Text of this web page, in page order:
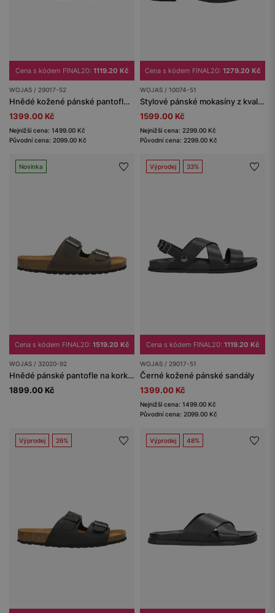
Cena s kódem FINAL20: 1119.20 Kč
WOJAS / 29017-52
Hnědé kožené pánské pantofle-sandály s odnímatelným páskem 2v1
1399.00 Kč
Nejnižší cena: 1499.00 Kč
Původní cena: 2099.00 Kč
Cena s kódem FINAL20: 1279.20 Kč
WOJAS / 10074-51
Stylové pánské mokasíny z kvalitní lícové kůže
1599.00 Kč
Nejnižší cena: 2299.00 Kč
Původní cena: 2299.00 Kč
Novinka
Cena s kódem FINAL20: 1519.20 Kč
WOJAS / 32020-92
Hnědé pánské pantofle na korkové podešvi z crazy horse kůže
1899.00 Kč
Výprodej 33%
Cena s kódem FINAL20: 1119.20 Kč
WOJAS / 29017-51
Černé kožené pánské sandály
1399.00 Kč
Nejnižší cena: 1499.00 Kč
Původní cena: 2099.00 Kč
Výprodej 26% Výprodej 48%